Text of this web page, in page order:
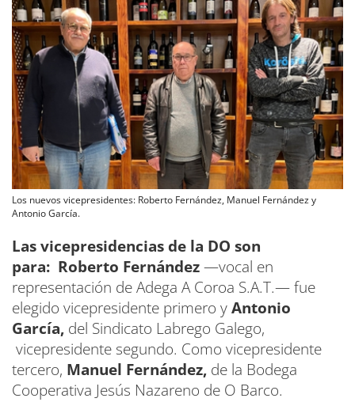
Los nuevos vicepresidentes: Roberto Fernández, Manuel Fernández y
Antonio García.
Las vicepresidencias de la DO son
para: Roberto Fernández—vocal en
representación de Adega A Coroa S.A.T.— fue
elegido vicepresidente primero yAntonio
García, del Sindicato Labrego Galego,
vicepresidente segundo. Como vicepresidente
tercero, Manuel Fernández, de la Bodega
Cooperativa Jesús Nazareno de O Barco.